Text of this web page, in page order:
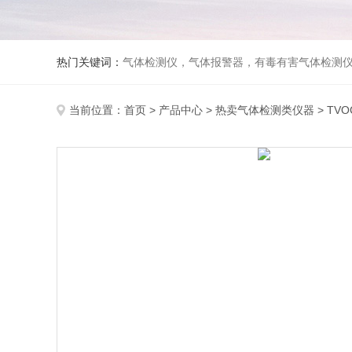
热门关键词： 气体检测仪，气体报警器，有毒有害气体检测
当前位置： 首页 > 产品中心 > 热卖气体检测类仪器 >